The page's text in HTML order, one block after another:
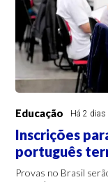
Educação Há 2 dias
Inscrições
português
Provas no Brasil